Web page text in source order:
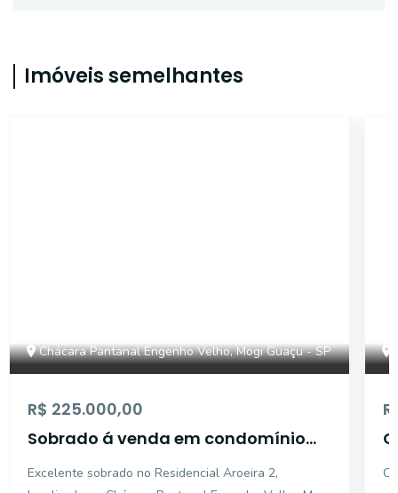
Imóveis semelhantes
Chácara Pantanal Engenho Velho, Mogi Guaçu - SP
R$ 225.000,00
Sobrado á venda em condomínio
Engenho Velho - Mogi Guaçu/SP.
Excelente sobrado no Residencial Aroeira 2,